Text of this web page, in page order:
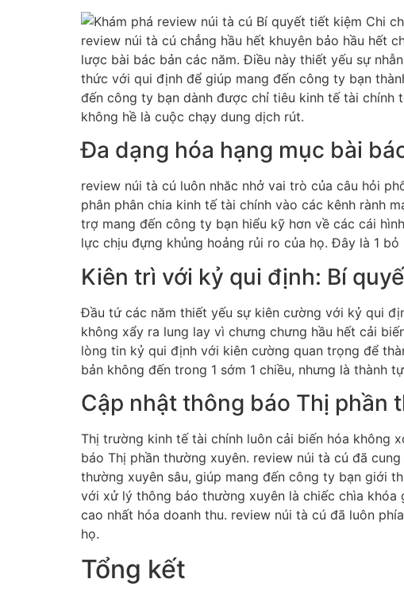
review núi tà cú chẳng hầu hết khuyên bảo hầu hết
lược bài bác bản các năm. Điều này thiết yếu sự
thức với qui định để giúp mang đến công ty bạn
đến công ty bạn dành được chỉ tiêu kinh tế tài chính
không hề là cuộc chạy dung dịch rút.
Đa dạng hóa hạng mục bài
review núi tà cú luôn nhăc nhở vai trò của câu hỏi
phân phân chia kinh tế tài chính vào các kênh rành
trợ mang đến công ty bạn hiểu kỹ hơn về các cái
lực chịu đựng khủng hoảng rủi ro của họ. Đây là 1
Kiên trì với kỷ qui định: Bí
Đầu tứ các năm thiết yếu sự kiên cường với kỷ qui
không xẩy ra lung lay vì chưng chưng hầu hết cải
lòng tin kỷ qui định với kiên cường quan trọng để
bản không đến trong 1 sớm 1 chiều, nhưng là thành
Cập nhật thông báo Thị phần
Thị trường kinh tế tài chính luôn cải biến hóa không
báo Thị phần thường xuyên. review núi tà cú đã
thường xuyên sâu, giúp mang đến công ty bạn giới
với xử lý thông báo thường xuyên là chiếc chìa
cao nhất hóa doanh thu. review núi tà cú đã luôn
họ.
Tổng kết